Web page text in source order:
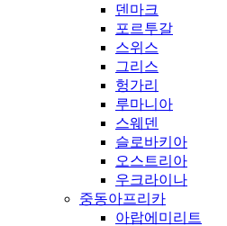
덴마크
포르투갈
스위스
그리스
헝가리
루마니아
스웨덴
슬로바키아
오스트리아
우크라이나
중동아프리카
아랍에미리트